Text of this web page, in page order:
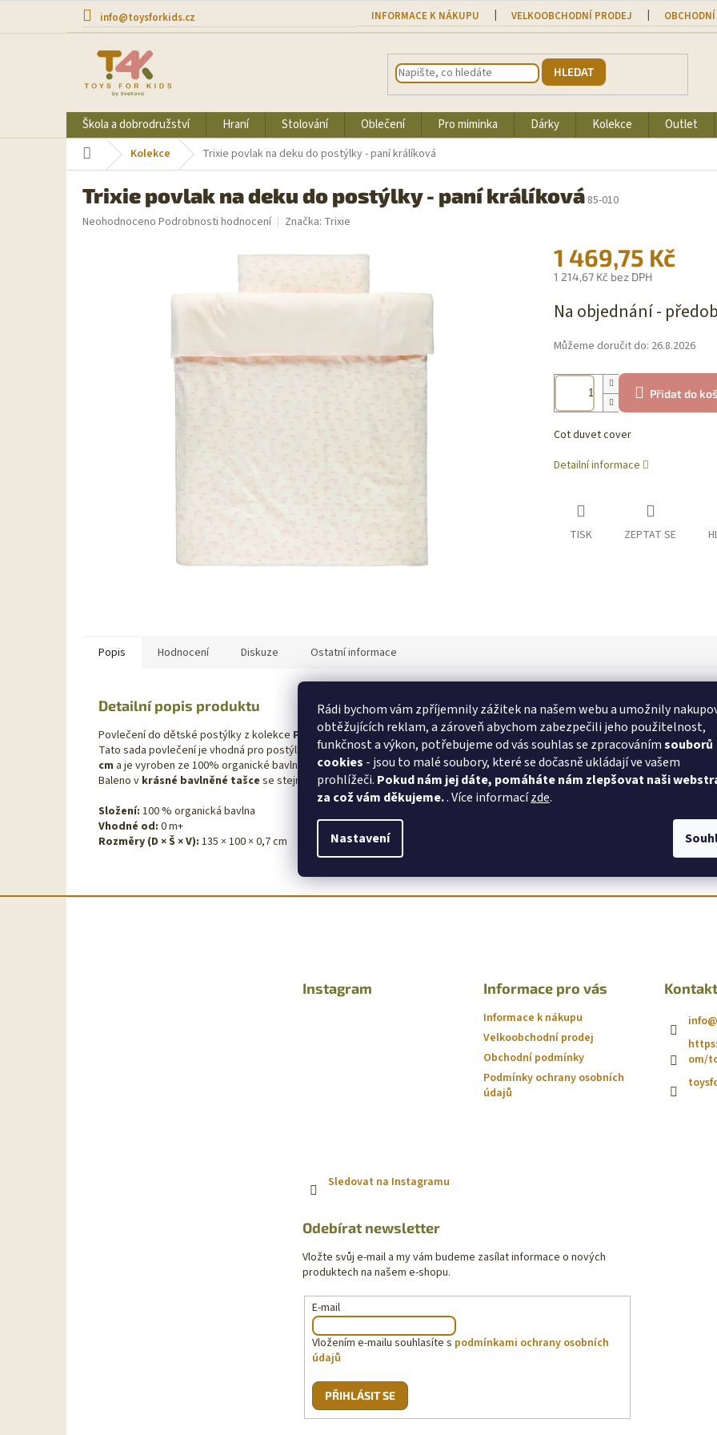
Rádi bychom vám zpříjemnily zážitek na našem webu a umožnily
obtěžujících reklam, a zároveň abychom zabezpečili jeho použitelnost,
funkčnost a výkon, potřebujeme od vás souhlas se zpracovánímsouborů
cookies - jsou to malé soubory, které se dočasně ukládají ve vašem
prohlížeči. Pokud nám jej dáte, pomáháte nám zlepšovat naši
za což vám děkujeme.. Více informacízde.
Nastavení
obsah
info@toysforkids.cz INFORMACE K NÁKUPU VELKOOBCHODNÍ PRODEJ OBCHODNÍ
HLEDAT
Škola a dobrodružství Hraní Stolování Oblečení Pro miminka Dárky Kolekce Outlet
Domů Kolekce Trixie povlak na deku do postýlky - paní králíková
Trixie povlak na deku do postýlky - paní králíková 85-010
Průměrné
Neohodnoceno Podrobnosti hodnocení Značka: Trixie
1 469,75 Kč
1 214,67 Kč bez DPH
cena:
Na objednání -
Můžeme doručit do: 26.8.2026
Přidat do
Cot duvet cover
Detailní informace
TISK ZEPTAT SE
Popis Hodnocení Diskuze Ostatní informace
Detailní popis produktu
Povlečení do dětské postýlky z kolekce Printod značky Trixie.
Tato sada povlečení je vhodná pro postýlky o rozměrech60 × 120 cmi70 × 140 cm . Povlak na přikrývku má rozměr100 × 140
cm a je vyroben ze 100% organické bavlny – jemné, prodyšné a šetrné k dětské pokožce.
Baleno v krásné bavlněné tašce se stejným motivem jako povlečení – ideální i jako dárek.
Složení: 100 % organická bavlna
Vhodné od: 0 m+
Rozměry (D × Š × V): 135 × 100 × 0,7 cm
Instagram
Sledovat na Instagramu
Informace pro vás
Informace k nákupu
Velkoobchodní prodej
Obchodní podmínky
Podmínky ochrany osobních
údajů
Kontakt
info@
om/
Odebírat newsletter
Vložte svůj e-mail a my vám budeme zasílat informace o nových
produktech na našem e-shopu.
E-mail
Vložením e-mailu souhlasíte s podmínkami ochrany osobních
údajů
PŘIHLÁSIT SE